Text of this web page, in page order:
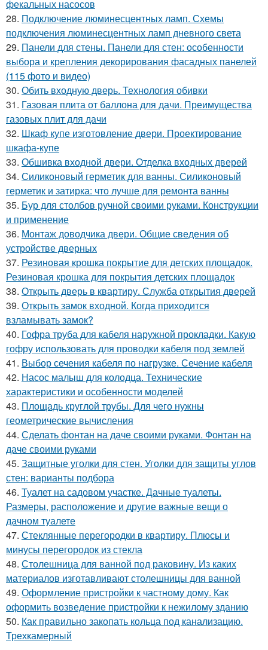
фекальных насосов
28. Подключение люминесцентных ламп. Схемы
подключения люминесцентных ламп дневного света
29. Панели для стены. Панели для стен: особенности
выбора и крепления декорирования фасадных панелей
(115 фото и видео)
30. Обить входную дверь. Технология обивки
31. Газовая плита от баллона для дачи. Преимущества
газовых плит для дачи
32. Шкаф купе изготовление двери. Проектирование
шкафа-купе
33. Обшивка входной двери. Отделка входных дверей
34. Силиконовый герметик для ванны. Силиконовый
герметик и затирка: что лучше для ремонта ванны
35. Бур для столбов ручной своими руками. Конструкции
и применение
36. Монтаж доводчика двери. Общие сведения об
устройстве дверных
37. Резиновая крошка покрытие для детских площадок.
Резиновая крошка для покрытия детских площадок
38. Открыть дверь в квартиру. Служба открытия дверей
39. Открыть замок входной. Когда приходится
взламывать замок?
40. Гофра труба для кабеля наружной прокладки. Какую
гофру использовать для проводки кабеля под землей
41. Выбор сечения кабеля по нагрузке. Сечение кабеля
42. Насос малыш для колодца. Технические
характеристики и особенности моделей
43. Площадь круглой трубы. Для чего нужны
геометрические вычисления
44. Сделать фонтан на даче своими руками. Фонтан на
даче своими руками
45. Защитные уголки для стен. Уголки для защиты углов
стен: варианты подбора
46. Туалет на садовом участке. Дачные туалеты.
Размеры, расположение и другие важные вещи о
дачном туалете
47. Стеклянные перегородки в квартиру. Плюсы и
минусы перегородок из стекла
48. Столешница для ванной под раковину. Из каких
материалов изготавливают столешницы для ванной
49. Оформление пристройки к частному дому. Как
оформить возведение пристройки к нежилому зданию
50. Как правильно закопать кольца под канализацию.
Трехкамерный